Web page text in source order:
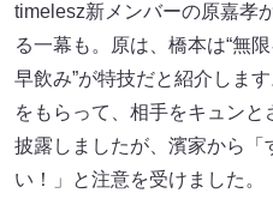
timelesz新メンバーの原嘉孝
る一幕も。原は、橋本は“無
早飲み”が特技だと紹介しま
をもらって、相手をキュン
披露しましたが、濱家から「
い！」と注意を受けました。